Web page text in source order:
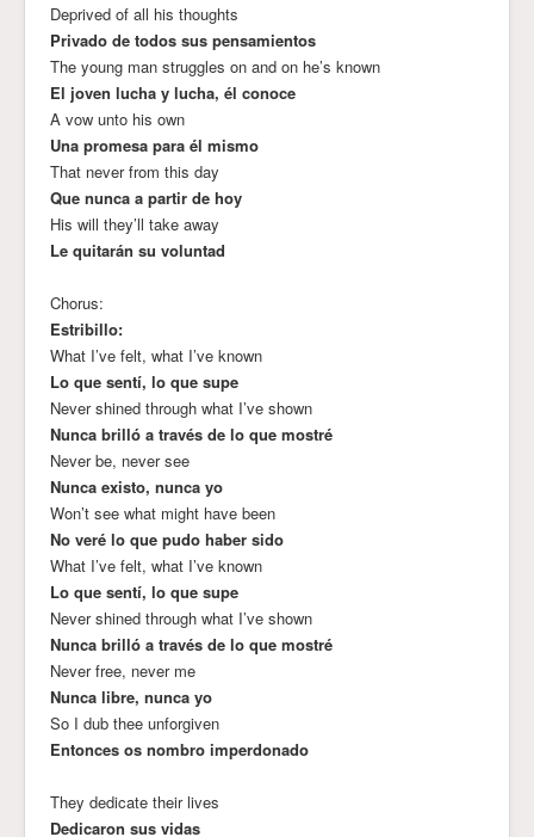
Deprived of all his thoughts
Privado de todos sus pensamientos
The young man struggles on and on he’s known
El joven lucha y lucha, él conoce
A vow unto his own
Una promesa para él mismo
That never from this day
Que nunca a partir de hoy
His will they’ll take away
Le quitarán su voluntad
Chorus:
Estribillo:
What I’ve felt, what I’ve known
Lo que sentí, lo que supe
Never shined through what I’ve shown
Nunca brilló a través de lo que mostré
Never be, never see
Nunca existo, nunca yo
Won’t see what might have been
No veré lo que pudo haber sido
What I’ve felt, what I’ve known
Lo que sentí, lo que supe
Never shined through what I’ve shown
Nunca brilló a través de lo que mostré
Never free, never me
Nunca libre, nunca yo
So I dub thee unforgiven
Entonces os nombro imperdonado
They dedicate their lives
Dedicaron sus vidas